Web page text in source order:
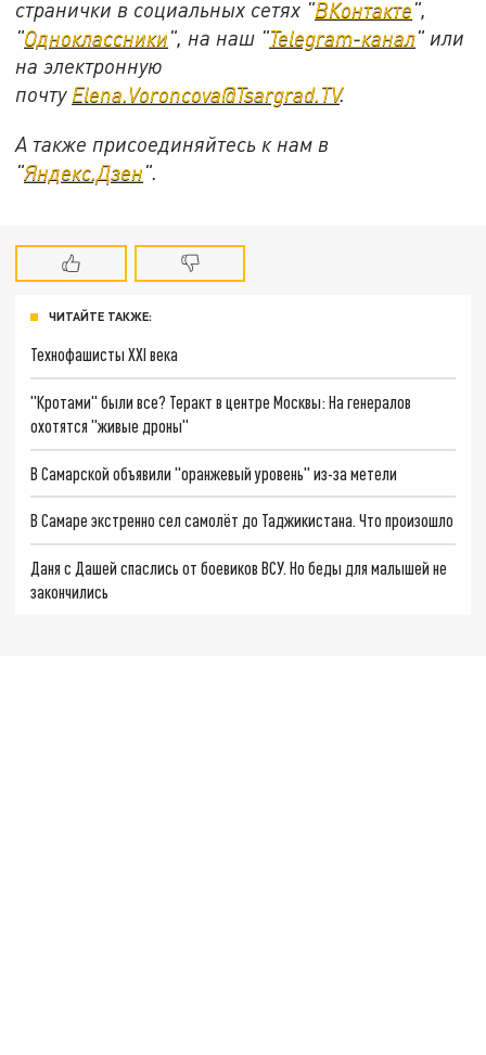
странички в социальных сетях "ВКонтакте",
"Одноклассники", на наш "Telegram-канал" или
на электронную
почту Elena.Voroncova@Tsargrad.TV.
А также присоединяйтесь к нам в
"Яндекс.Дзен".
ЧИТАЙТЕ ТАКЖЕ:
Технофашисты XXI века
"Кротами" были все? Теракт в центре Москвы: На генералов
охотятся "живые дроны"
В Самарской объявили "оранжевый уровень" из-за метели
В Самаре экстренно сел самолёт до Таджикистана. Что произошло
Даня с Дашей спаслись от боевиков ВСУ. Но беды для малышей не
закончились